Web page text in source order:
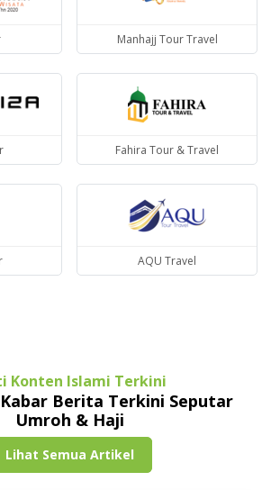
Manhajj Tour Travel
Fahira Tour & Travel
AQU Travel
Konten Islami Terkini
Berita Terkini Seputar
Umroh & Haji
Lihat Semua Artikel